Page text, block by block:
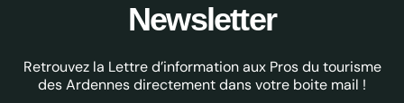
Newsletter
Retrouvez la Lettre d’information aux Pros du tourisme
des Ardennes directement dans votre boite mail !